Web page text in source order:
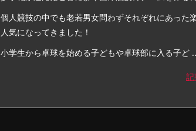
個人競技の中でも老若男女問わずそれぞれにあった
人気になってきました！
小学生から卓球を始める子どもや卓球部に入る子ど
記